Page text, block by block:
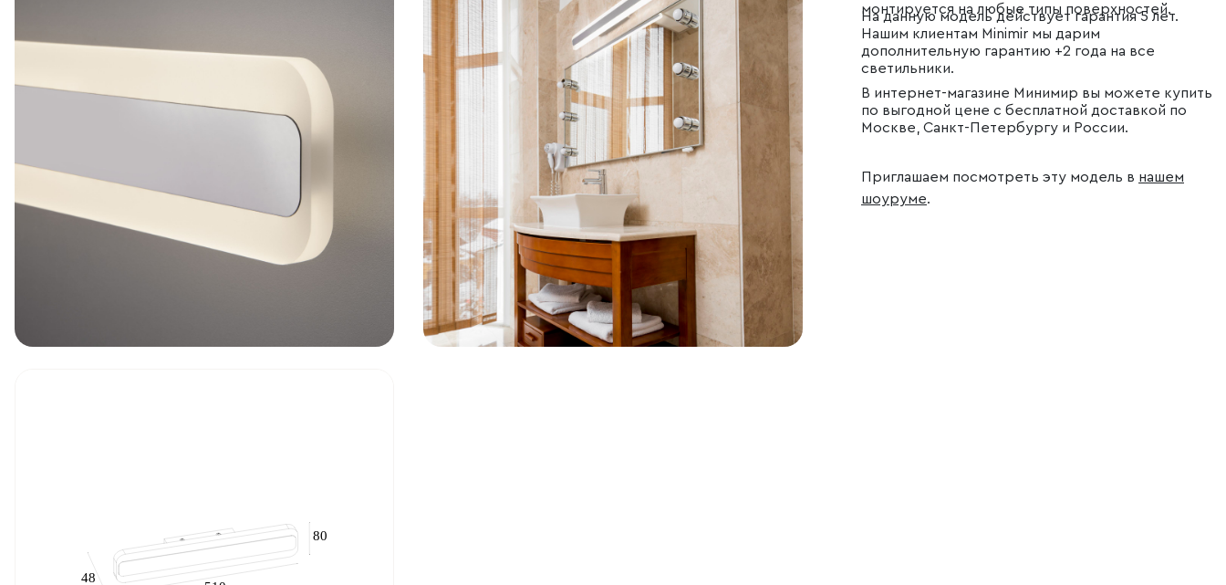
монтируется на любые типы поверхностей.
На данную модель действует гарантия 5 лет.
Нашим клиентам Minimir мы дарим
дополнительную гарантию +2 года на все
светильники.
В интернет-магазине Минимир вы можете купить
по выгодной цене с бесплатной доставкой по
Москве, Санкт-Петербургу и России.
Приглашаем посмотреть эту модель в нашем
шоуруме.